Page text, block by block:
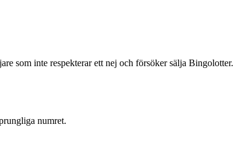
som inte respekterar ett nej och försöker sälja Bingolotter.
numret.